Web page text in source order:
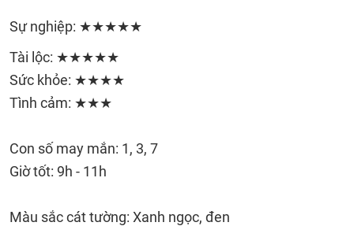
Sự nghiệp: ★★★★★
Tài lộc: ★★★★★
Sức khỏe: ★★★★
Tình cảm: ★★★
Con số may mắn: 1, 3, 7
Giờ tốt: 9h - 11h
Màu sắc cát tường: Xanh ngọc, đen